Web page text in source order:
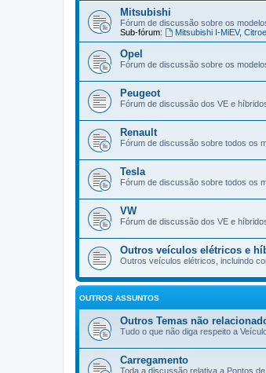
Mitsubishi
Fórum de discussão sobre os
Sub-fórum:
Mitsubishi I-MiEV,
Opel
Fórum de discussão sobre os
Peugeot
Fórum de discussão dos VE e
Renault
Fórum de discussão sobre todos os
Tesla
Fórum de discussão sobre todos os
VW
Fórum de discussão dos VE e
Outros veículos elétricos e
Outros veículos elétricos, incluindo
OUTROS ASSUNTOS
Outros Temas não
Tudo o que não diga respeito a
Carregamento
Toda a discussão relativa a Pontos